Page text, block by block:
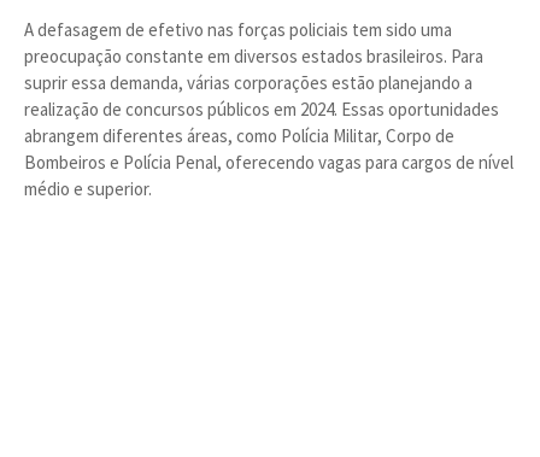
A defasagem de efetivo nas forças policiais tem sido uma
preocupação constante em diversos estados brasileiros. Para
suprir essa demanda, várias corporações estão planejando a
realização de concursos públicos em 2024. Essas oportunidades
abrangem diferentes áreas, como Polícia Militar, Corpo de
Bombeiros e Polícia Penal, oferecendo vagas para cargos de nível
médio e superior.